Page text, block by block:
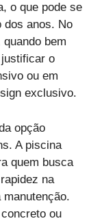
o que pode se
dos anos. No
bem
o
ou em
exclusivo.
opção
A piscina
quem busca
na
ou